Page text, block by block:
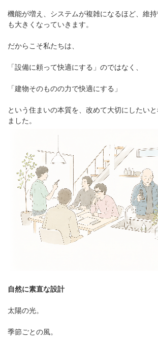
機能が増え、システムが複雑になるほど、維
も大きくなっていきます。
だからこそ私たちは、
「設備に頼って快適にする」のではなく、
「建物そのものの力で快適にする」
という住まいの本質を、改めて大切にしたい
ました。
自然に素直な設計
太陽の光。
季節ごとの風。